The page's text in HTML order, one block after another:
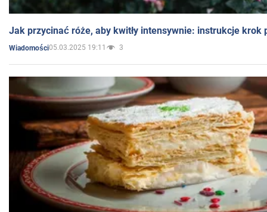
Jak przycinać róże, aby kwitły intensywnie: instrukcje krok
Wiadomości05.03.2025 19:11 3